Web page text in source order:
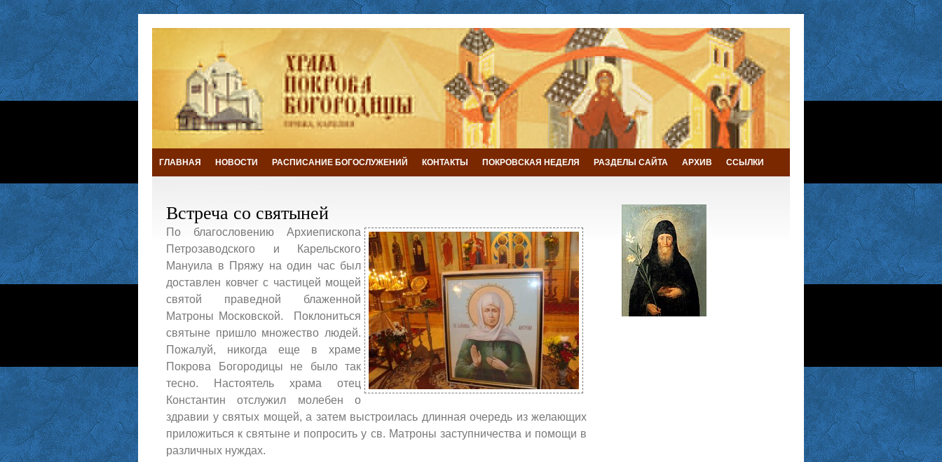
ГЛАВНАЯ НОВОСТИ РАСПИСАНИЕ БОГОСЛУЖЕНИЙ КОНТАКТЫ ПОКРОВСКАЯ НЕДЕЛЯ РАЗДЕЛЫ САЙТА АРХИВ ССЫЛКИ
Встреча со святыней
По благословению Архиепископа
Петрозаводского и Карельского
Мануила в Пряжу на один час был
доставлен ковчег с частицей мощей
святой праведной блаженной
Матроны Московской. Поклониться
святыне пришло множество людей.
Пожалуй, никогда еще в храме
Покрова Богородицы не было так
тесно. Настоятель храма отец
Константин отслужил молебен о
здравии у святых мощей, а затем выстроилась длинная очередь из желающих
приложиться к святыне и попросить у св. Матроны заступничества и помощи в
различных нуждах.